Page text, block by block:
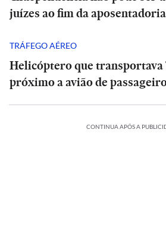
juízes ao fim da
TRÁFEGO AÉREO
Helicóptero que
próximo a avião de
CONTINUA APÓS A